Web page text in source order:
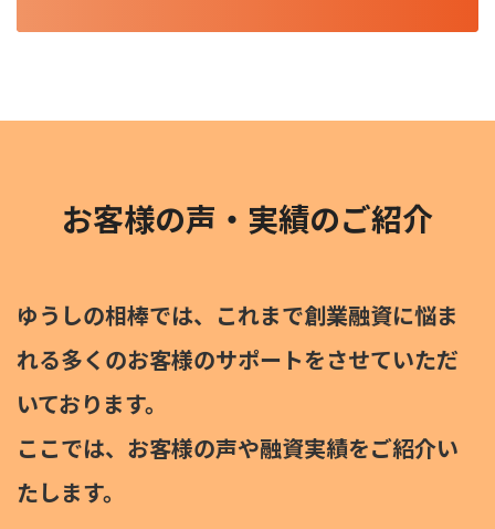
お客様の声・実績のご紹介
ゆうしの相棒では、これまで創業融資に悩ま
れる多くのお客様のサポートをさせていただ
いております。
ここでは、お客様の声や融資実績をご紹介い
たします。